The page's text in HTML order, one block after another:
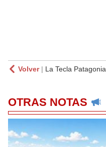
Volver| La Tecla Patagonia
OTRAS NOTAS